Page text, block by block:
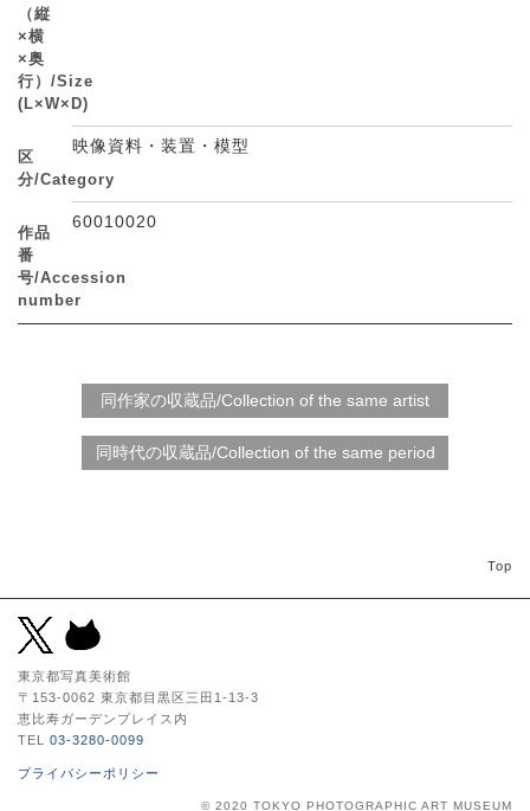
（縦
×横
×奥
行）/Size
(L×W×D)
区
分/Category
映像資料・装置・模型
作品
番
号/Accession
number
60010020
Top
東京都写真美術館
〒153-0062 東京都目黒区三田1-13-3
恵比寿ガーデンプレイス内
TEL 03-3280-0099
プライバシーポリシー
© 2020 TOKYO PHOTOGRAPHIC ART MUSEUM